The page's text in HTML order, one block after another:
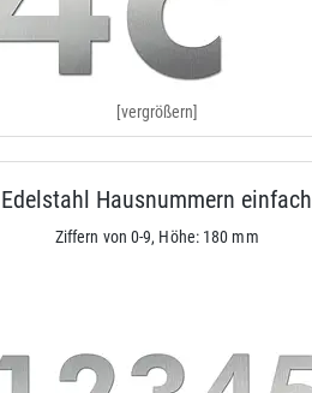
[vergrößern]
Edelstahl Hausnummern einfach
Ziffern von 0-9, Höhe: 180 mm